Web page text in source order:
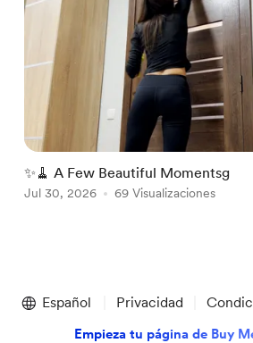
✨🧹 A Few Beautiful Momentsg
Jul 30, 2026 69 Visualizaciones
of
Español Privacidad
Empieza tu página de Buy